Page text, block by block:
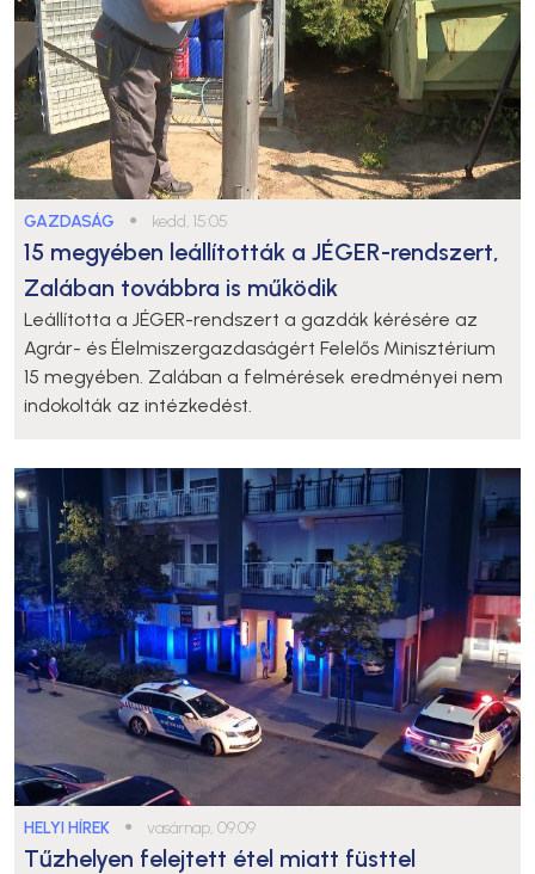
GAZDASÁG ● kedd, 15:05
15 megyében leállították a JÉGER-rendszert,
Zalában továbbra is működik
Leállította a JÉGER-rendszert a gazdák kérésére az
Agrár- és Élelmiszergazdaságért Felelős Minisztérium
15 megyében. Zalában a felmérések eredményei nem
indokolták az intézkedést.
HELYI HÍREK ● vasárnap, 09:09
Tűzhelyen felejtett étel miatt füsttel